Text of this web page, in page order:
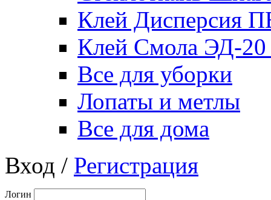
Клей Дисперсия
Клей Смола ЭД-20
Все для уборки
Лопаты и метлы
Все для дома
Вход / Регистрация
Логин